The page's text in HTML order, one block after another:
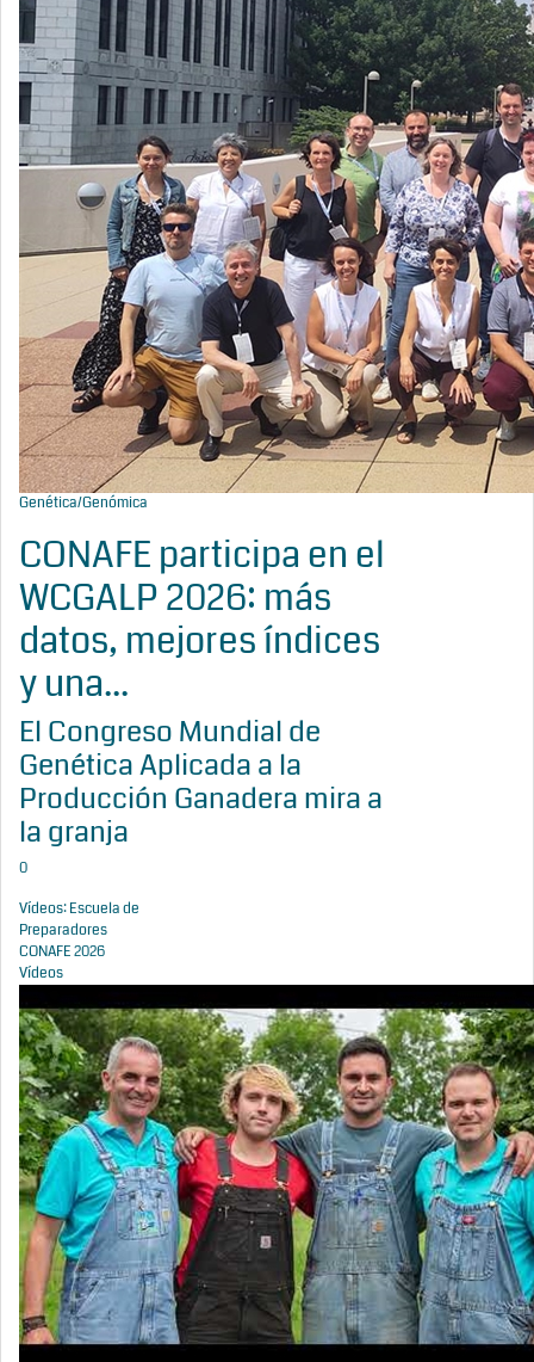
Genética/Genómica
CONAFE participa en el
WCGALP 2026: más
datos, mejores índices
y una...
El Congreso Mundial de
Genética Aplicada a la
Producción Ganadera mira a
la granja
0
Vídeos: Escuela de
Preparadores
CONAFE 2026
Vídeos